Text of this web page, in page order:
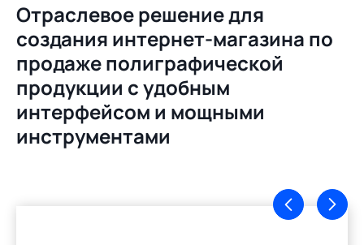
Отраслевое решение для
создания интернет-магазина по
продаже полиграфической
продукции с удобным
интерфейсом и мощными
инструментами